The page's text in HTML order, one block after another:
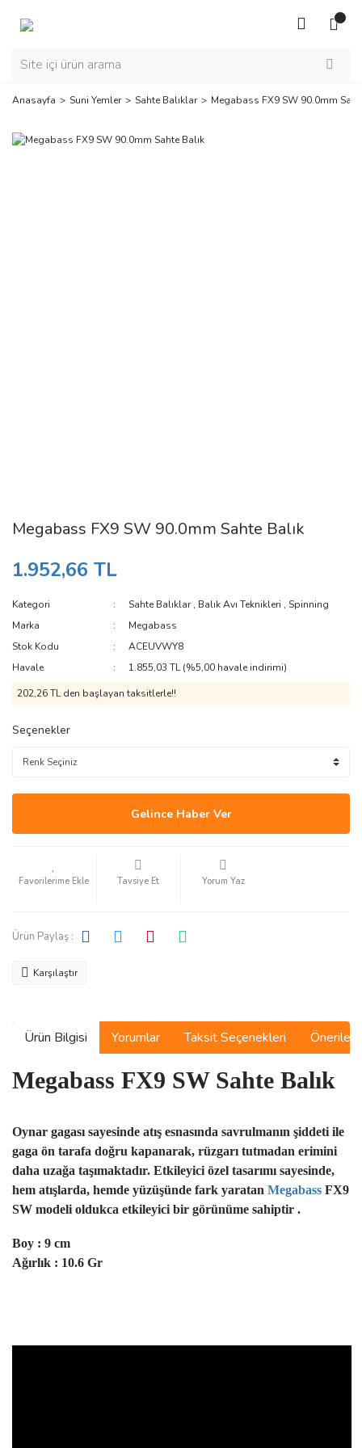
Anasayfa Suni Yemler Sahte Balıklar Megabass FX9 SW 90.0mm
Megabass FX9 SW 90.0mm Sahte Balık
1.952,66 TL
Kategori Sahte Balıklar, Balık Avı Teknikleri ,Spinning
Marka
Megabass
Stok Kodu
ACEUVWY8
Havale
1.855,03 TL (%5,00 havale indirimi)
202,26 TL den başlayan taksitlerle!!
Seçenekler
Gelince Haber Ver
Tavsiye Et Yorum Yaz
Ürün Paylaş :
Karşılaştır
Ürün Bilgisi Yorumlar Taksit Seçenekleri
Megabass FX9 SW Sahte Balık
Oynar gagası sayesinde atış esnasında savrulmanın şiddeti ile
gaga ön tarafa doğru kapanarak, rüzgarı tutmadan erimini
daha uzağa taşımaktadır. Etkileyici özel tasarımı sayesinde,
hem atışlarda, hemde yüzüşünde fark yaratan Megabass FX9
SW modeli oldukca etkileyici bir görünüme sahiptir .
Boy : 9 cm
Ağırlık : 10.6 Gr